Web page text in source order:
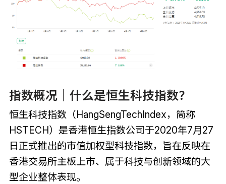
指数概况｜什么是恒生科技指数？
恒生科技指数（HangSengTechIndex，简称
HSTECH）是香港恒生指数公司于2020年7月27
日正式推出的市值加权型科技指数，旨在反映在
香港交易所主板上市、属于科技与创新领域的大
型企业整体表现。